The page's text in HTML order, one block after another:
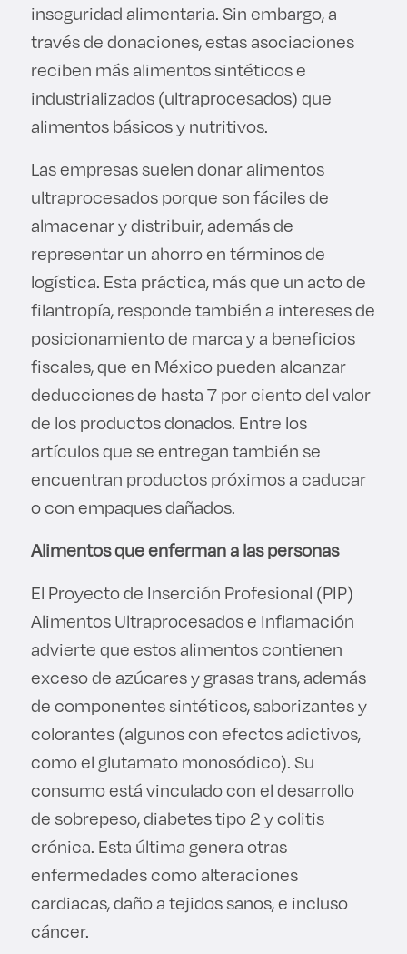
inseguridad alimentaria. Sin embargo, a
través de donaciones, estas asociaciones
reciben más alimentos sintéticos e
industrializados (ultraprocesados) que
alimentos básicos y nutritivos.
Las empresas suelen donar alimentos
ultraprocesados porque son fáciles de
almacenar y distribuir, además de
representar un ahorro en términos de
logística. Esta práctica, más que un acto de
filantropía, responde también a intereses de
posicionamiento de marca y a beneficios
fiscales, que en México pueden alcanzar
deducciones de hasta 7 por ciento del valor
de los productos donados. Entre los
artículos que se entregan también se
encuentran productos próximos a caducar
o con empaques dañados.
Alimentos que enferman a las personas
El Proyecto de Inserción Profesional (PIP)
Alimentos Ultraprocesados e Inflamación
advierte que estos alimentos contienen
exceso de azúcares y grasas trans, además
de componentes sintéticos, saborizantes y
colorantes (algunos con efectos adictivos,
como el glutamato monosódico). Su
consumo está vinculado con el desarrollo
de sobrepeso, diabetes tipo 2 y colitis
crónica. Esta última genera otras
enfermedades como alteraciones
cardiacas, daño a tejidos sanos, e incluso
cáncer.